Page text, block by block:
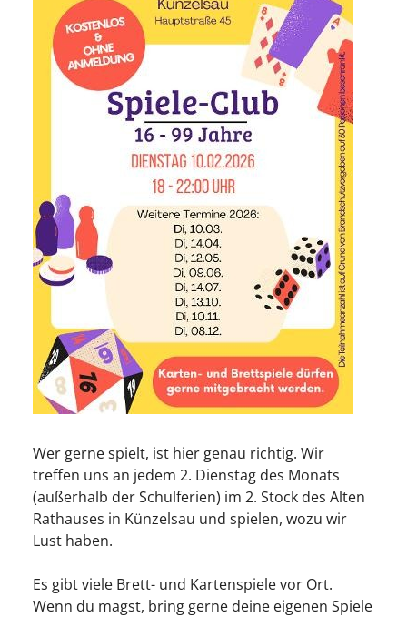
Wer gerne spielt, ist hier genau richtig. Wir
treffen uns an jedem 2. Dienstag des Monats
(außerhalb der Schulferien) im 2. Stock des Alten
Rathauses in Künzelsau und spielen, wozu wir
Lust haben.
Es gibt viele Brett- und Kartenspiele vor Ort.
Wenn du magst, bring gerne deine eigenen Spiele